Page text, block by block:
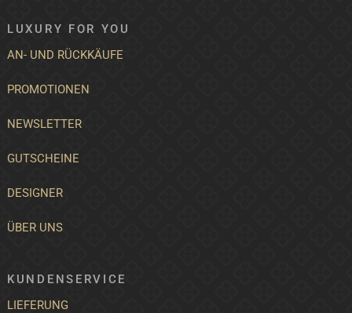
LUXURY FOR YOU
AN- UND RÜCKKÄUFE
PROMOTIONEN
NEWSLETTER
GUTSCHEINE
DESIGNER
ÜBER UNS
KUNDENSERVICE
LIEFERUNG